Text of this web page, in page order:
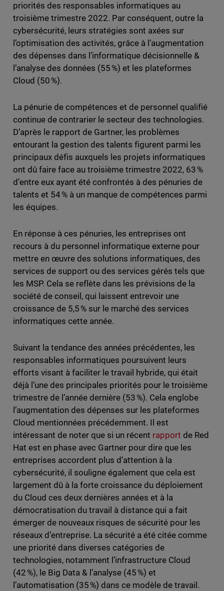
priorités des responsables informatiques au
troisième trimestre 2022. Par conséquent, outre la
cybersécurité, leurs stratégies sont axées sur
l’optimisation des activités, grâce à l’augmentation
des dépenses dans l’informatique décisionnelle &
l’analyse des données (55 %) et les plateformes
Cloud (50 %).
La pénurie de compétences et de personnel qualifié
continue de contrarier le secteur des technologies.
D’après le rapport de Gartner, les problèmes
entourant la gestion des talents figurent parmi les
principaux défis auxquels les projets informatiques
ont dû faire face au troisième trimestre 2022, 63 %
d’entre eux ayant été confrontés à des pénuries de
talents et 54 % à un manque de compétences parmi
les équipes.
En réponse à ces pénuries, les entreprises ont
recours à du personnel informatique externe pour
mettre en œuvre des solutions informatiques, des
services de support ou des services gérés tels que
les MSP. Cela se reflète dans les prévisions de la
société de conseil, qui laissent entrevoir une
croissance de 5,5 % sur le marché des services
informatiques cette année.
Suivant la tendance des années précédentes, les
responsables informatiques poursuivent leurs
efforts visant à faciliter le travail hybride, qui était
déjà l’une des principales priorités pour le troisième
trimestre de l’année dernière (53 %). Cela englobe
l’augmentation des dépenses sur les plateformes
Cloud mentionnées précédemment. Il est
intéressant de noter que si un récent rapport de Red
Hat est en phase avec Gartner pour dire que les
entreprises accordent plus d’attention à la
cybersécurité, il souligne également que cela est
largement dû à la forte croissance du déploiement
du Cloud ces deux dernières années et à la
démocratisation du travail à distance qui a fait
émerger de nouveaux risques de sécurité pour les
réseaux d’entreprise. La sécurité a été citée comme
une priorité dans diverses catégories de
technologies, notamment l’infrastructure Cloud
(42 %), le Big Data & l’analyse (45 %) et
l’automatisation (35 %) dans ce modèle de travail.